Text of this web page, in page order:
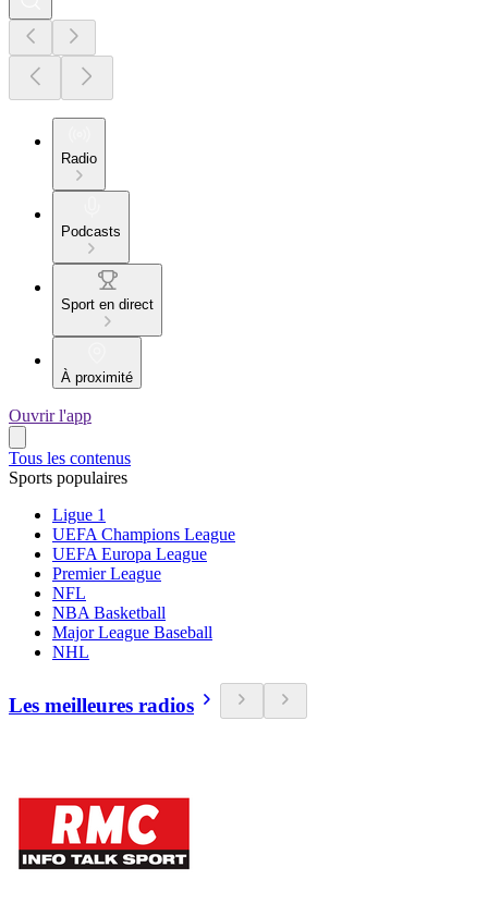
Radio
Podcasts
Sport en direct
À proximité
Ouvrir l'app
Tous les contenus
Sports populaires
Ligue 1
UEFA Champions League
UEFA Europa League
Premier League
NFL
NBA Basketball
Major League Baseball
NHL
Les meilleures radios